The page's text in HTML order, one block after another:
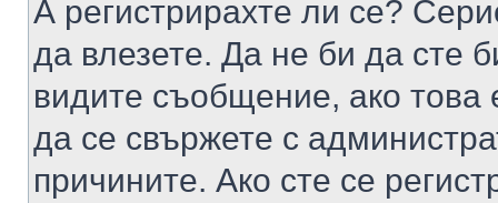
А регистрирахте ли се?
да влезете. Да не би да сте
видите съобщение, ако това
да се свържете с
причините. Ако сте се